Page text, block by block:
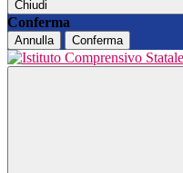
Chiudi
Conferma
Annulla Conferma